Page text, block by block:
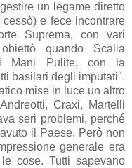
un legame diretto
e fece incontrare
Suprema, con vari
quando Scalia
Mani Pulite, con la
basilari degli imputati".
mise in luce un altro
Craxi, Martelli
seri problemi, perché
il Paese. Però non
generale era
le cose. Tutti sapevano